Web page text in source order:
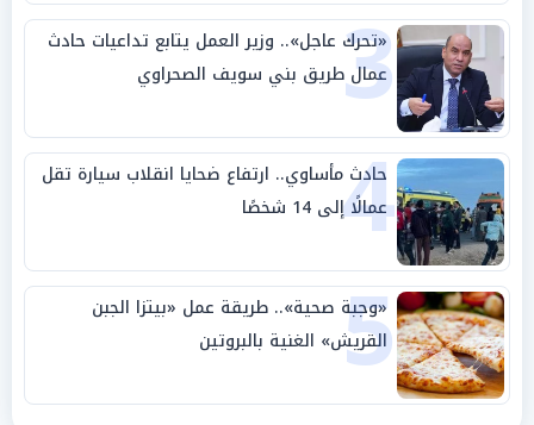
3
«تحرك عاجل».. وزير العمل يتابع تداعيات حادث
عمال طريق بني سويف الصحراوي
4
حادث مأساوي.. ارتفاع ضحايا انقلاب سيارة تقل
عمالًا إلى 14 شخصًا
5
«وجبة صحية».. طريقة عمل «بيتزا الجبن
القريش» الغنية بالبروتين